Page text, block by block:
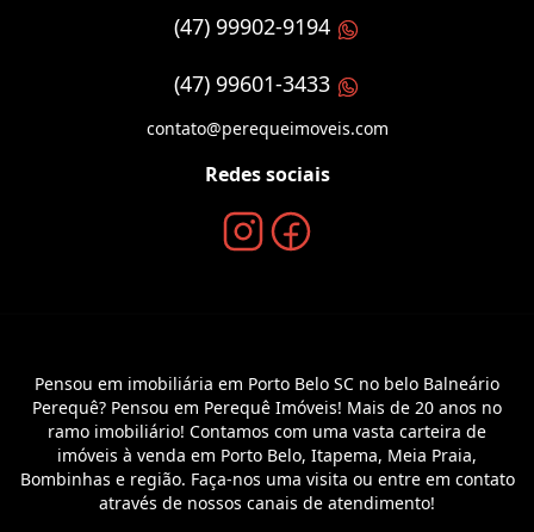
(47) 99902-9194
(47) 99601-3433
contato@perequeimoveis.com
Redes sociais
Pensou em imobiliária em Porto Belo SC no belo Balneário
Perequê? Pensou em Perequê Imóveis! Mais de 20 anos no
ramo imobiliário! Contamos com uma vasta carteira de
imóveis à venda em Porto Belo, Itapema, Meia Praia,
Bombinhas e região. Faça-nos uma visita ou entre em contato
através de nossos canais de atendimento!